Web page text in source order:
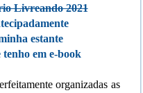
Livreando 2021
estante
em e-book
organizadas as